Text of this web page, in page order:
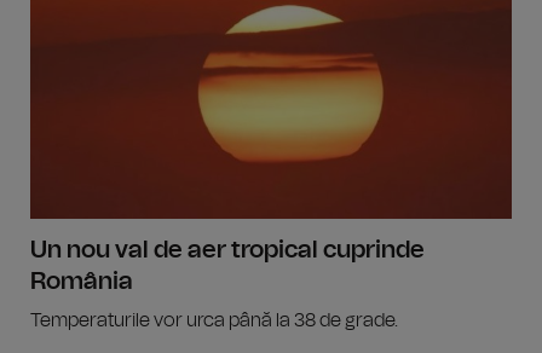
Un nou val de aer tropical cuprinde
România
Temperaturile vor urca până la 38 de grade.